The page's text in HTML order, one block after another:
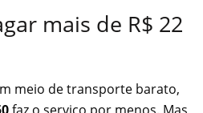
mais de R$ 22
meio de transporte barato,